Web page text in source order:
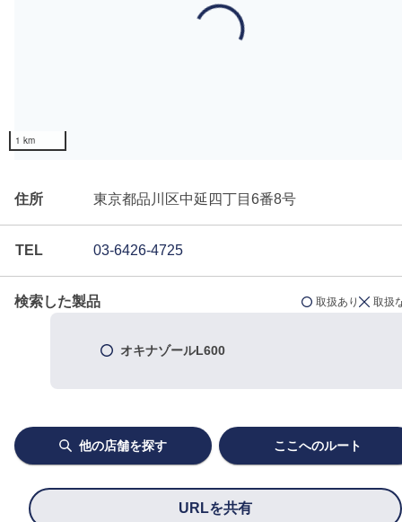
住所 東京都品川区中延四丁目6番8号
TEL 03-6426-4725
検索した製品 取扱あり 取扱
オキナゾールL600
他の店舗を探す ここへのルート
URLを共有
Loading...
1 km